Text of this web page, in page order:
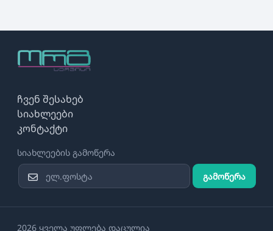
ჩვენ შესახებ
სიახლეები
კონტაქტი
სიახლეების გამოწერა
გამოწერა
2026 ყველა უფლება დაცულია